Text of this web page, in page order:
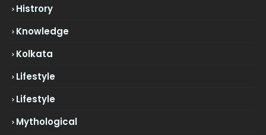
Histrory
Knowledge
Kolkata
Lifestyle
Lifestyle
Mythological